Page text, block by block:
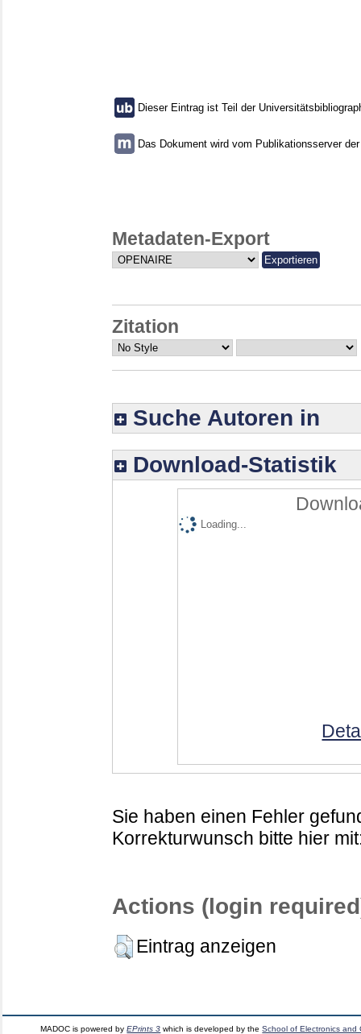
Dieser Eintrag ist Teil der
Das Dokument wird vom Publikationsserver
Metadaten-Export
Zitation
Suche Autoren in
Download-Statistik
Loading...
Sie haben einen Fehler
Korrekturwunsch bitte hier
Actions (login
Eintrag anzeigen
MADOC is powered byEPrints 3 which is developed by theSchool of Electronics and